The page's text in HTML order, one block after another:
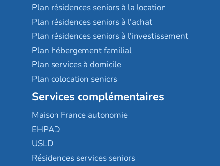
Plan résidences seniors à la location
Plan résidences seniors à l'achat
Plan résidences seniors à l'investissement
Plan hébergement familial
Plan services à domicile
Plan colocation seniors
Services complémentaires
Maison France autonomie
EHPAD
USLD
Résidences services seniors